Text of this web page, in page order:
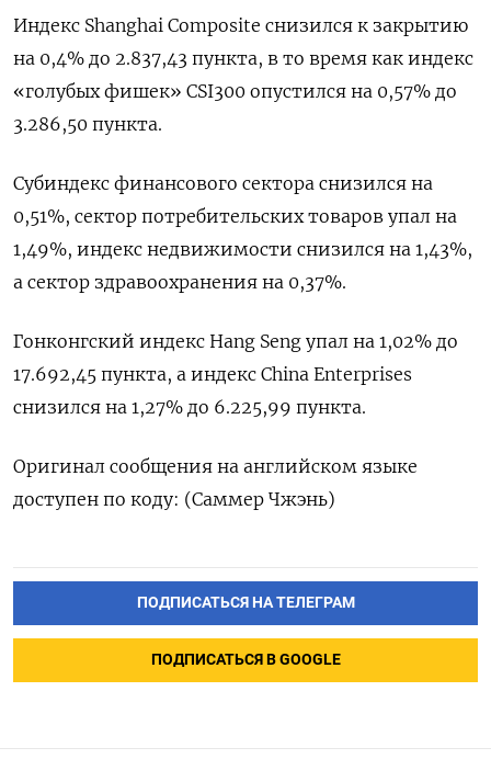
Индекс Shanghai Composite снизился к закрытию
на 0,4% до 2.837,43 пункта, в то время как индекс
«голубых фишек» CSI300 опустился на 0,57% до
3.286,50 пункта.
Субиндекс финансового сектора снизился на
0,51%, сектор потребительских товаров упал на
1,49%, индекс недвижимости снизился на 1,43%​,
а сектор здравоохранения на 0,37%.
Гонконгский индекс Hang Seng упал на 1,02% до
17.692,45​ пункта, а индекс China Enterprises
снизился на 1,27% до 6.225,99 пункта.
Оригинал сообщения на английском языке
доступен по коду: (Саммер Чжэнь)
ПОДПИСАТЬСЯ НА ТЕЛЕГРАМ
ПОДПИСАТЬСЯ В GOOGLE